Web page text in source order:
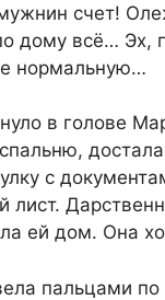
счет!
дому всё… Эх,
нормальную…
в голове
с
лист.
ей дом. Она
пальцами по